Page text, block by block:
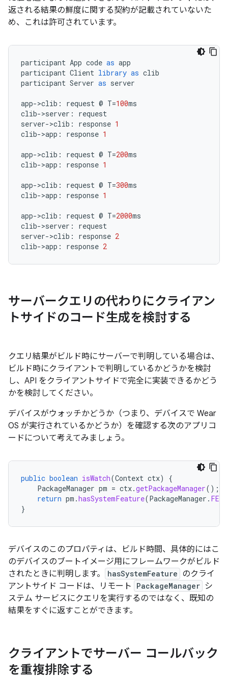
返される結果の鮮度に関する契約が記載されていないた
め、これは許可されています。
participant App code as app
participant Client library as clib
participant Server as server
app->clib : request @ T=100ms
clib->server :
request
server->clib : response 1
clib->app : response 1
app->clib : request @ T=200ms
clib->app : response 1
app->clib : request @ T=300ms
clib->app : response 1
app->clib : request @ T=2000ms
clib->server :
request
server->clib : response 2
clib->app : response 2
サーバークエリの代わりにクライアン
トサイドのコード生成を検討する
クエリ結果がビルド時にサーバーで判明している場合は、
ビルド時にクライアントで判明しているかどうかを検討
し、API をクライアントサイドで完全に実装できるかどう
かを検討してください。
デバイスがウォッチかどうか（つまり、デバイスで Wear
OS が実行されているかどうか）を確認する次のアプリコ
ードについて考えてみましょう。
public boolean isWatch(Context ctx)
{
PackageManager pm = ctx.getPackageManager();
return pm .hasSystemFeature(PackageManager .
}
デバイスのこのプロパティは、ビルド時間、具体的にはこ
のデバイスのブートイメージ用にフレームワークがビルド
されたときに判明します。
hasSystemFeature のクライ
アントサイド コードは、リモート
PackageManager シ
ステム サービスにクエリを実行するのではなく、既知の
結果をすぐに返すことができます。
クライアントでサーバー コールバック
を重複排除する